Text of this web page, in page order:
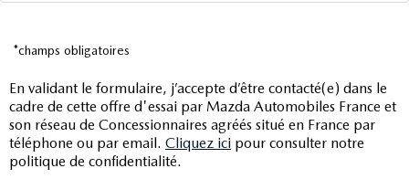
*champs obligatoires
En validant le formulaire, j’accepte d’être contacté(e) dans le
cadre de cette offre d'essai par Mazda Automobiles France et
son réseau de Concessionnaires agréés situé en France par
téléphone ou par email. Cliquez ici pour consulter notre
politique de confidentialité.